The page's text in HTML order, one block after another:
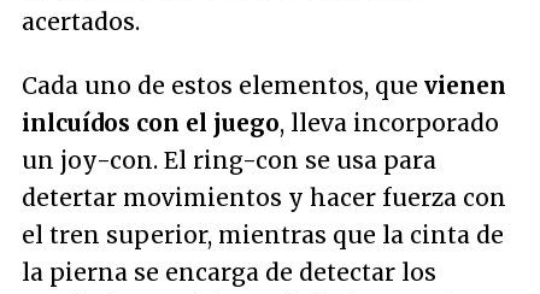
acertados.
Cada uno de estos elementos, que vienen
inlcuídos con el juego, lleva incorporado
un joy-con. El ring-con se usa para
detertar movimientos y hacer fuerza con
el tren superior, mientras que la cinta de
la pierna se encarga de detectar los